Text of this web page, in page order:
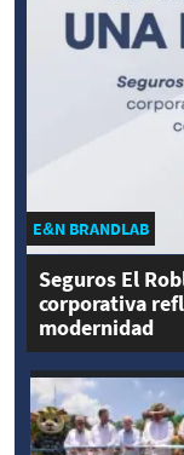
E&N BRANDLAB
Seguros El
corporativa
modernidad